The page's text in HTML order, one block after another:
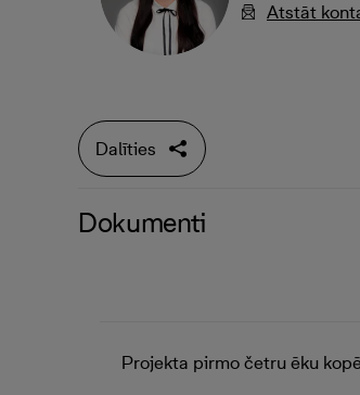
Atstāt
Dalīties
Dokumenti
Projekta pirmo četru ēku